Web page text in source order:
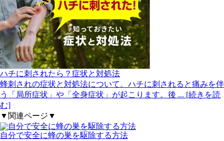
ハチに刺されたら？症状と対処法
蜂刺されの症状と対処法について。ハチに刺されると痛みを伴
う「局所症状」や「全身症状」が起こります。後 ... [続きを読
む]
▼関連ページ▼
自分で安全に蜂の巣を駆除する方法